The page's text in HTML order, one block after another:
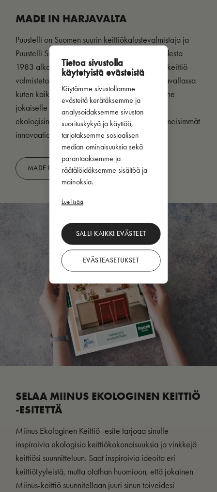
Tietoa sivustolla
käytetyistä evästeistä
Käytämme sivustollamme
evästeitä kerätäksemme ja
analysoidaksemme sivuston
suorituskykyä ja käyttöä,
tarjotaksemme sosiaalisen
median ominaisuuksia sekä
parantaaksemme ja
räätälöidäksemme sisältöä ja
mainoksia.
Lue lisää
SALLI KAIKKI EVÄSTEET
EVÄSTEASETUKSET
MADE IN HARJAVALTA
Puustelli on Suomen suurin keittiökalustevalmistaja ja
Puustelli Suomen ostetuin keittiömerkki jo vuodesta
1983 alkaen. Tämä ei liene sattumaa. Miinus-keittiö
valmistetaan samalla Puustellin tehtaalla Harjavallassa
kuten kaikki muutkin Puustelli-kalusteet. Tuomme
jokaiselle keittiön hankintaa harkitsevalle
ekologisimmat materiaalivaihtoehdot sekä viimeisimmät
innovaatiot kodin askareita helpottamaan.
MADE IN HARJAVALTA
SELAA MIINUS EKOLOGINEN KEITTIÖ
-ESITETTÄ
Miinus Ekologinen Keittiö -esite tarjoaa sinulle
inspiroivia ekologisia keittiökokonaisuuksia ja vinkkejä
keittiösi suunnitteluun. Saat inspiroivia ideoita eri
keittiötyyleistä, mutta otathan huomioon, että jokainen
Miinus-keittiö suunnitellaan juuri sinun toiveidesi